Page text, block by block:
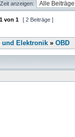
anzeigen:
1 von 1 [ 2 Beiträge ]
und Elektronik » OBD